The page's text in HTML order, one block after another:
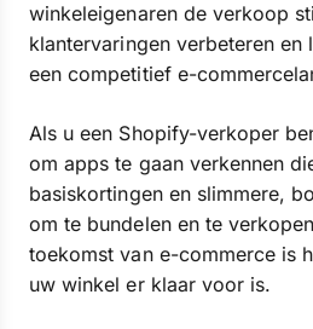
winkeleigenaren de verkoop
klantervaringen verbeteren
een competitief e-
Als u een Shopify-verkoper
om apps te gaan verkennen
basiskortingen en slimmere,
om te bundelen en te
toekomst van e-commerce is
uw winkel er klaar voor is.